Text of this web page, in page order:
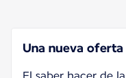
Una nueva